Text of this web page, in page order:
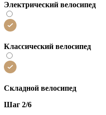
Электрический велосипед
Классический велосипед
Складной велосипед
Шаг 2/6